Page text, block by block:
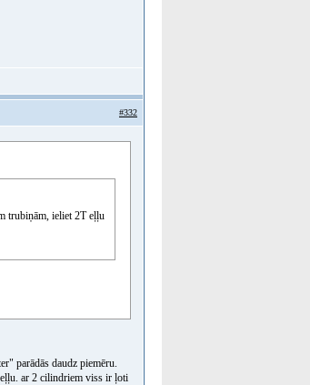
#332
trubiņām, ieliet 2T eļļu
parādās daudz piemēru.
ar 2 cilindriem viss ir ļoti